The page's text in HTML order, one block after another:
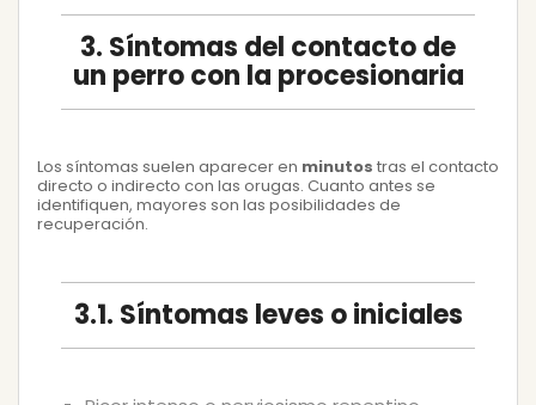
3. Síntomas del contacto de
un perro con la procesionaria
Los síntomas suelen aparecer en minutos tras el contacto
directo o indirecto con las orugas. Cuanto antes se
identifiquen, mayores son las posibilidades de
recuperación.
3.1. Síntomas leves o iniciales